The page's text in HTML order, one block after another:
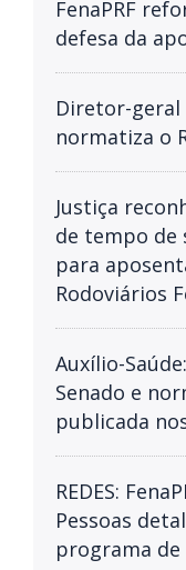
FenaPRF
defesa da
Diretor-geral
normatiza o
Justiça
de tempo de
para
Rodoviários
Auxílio-
Senado e
publicada
REDES:
Pessoas
programa